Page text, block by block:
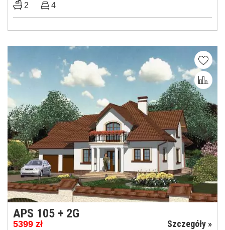
2 4
APS 105 + 2G
5399 zł Szczegóły »